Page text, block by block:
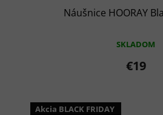
Náušnice HOORAY
SKLADOM
€19
Akcia BLACK FRIDAY